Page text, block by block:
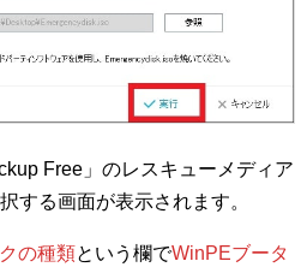
Free」のレスキューメディア
する画面が表示されます。
の種類という欄でWinPEブータ